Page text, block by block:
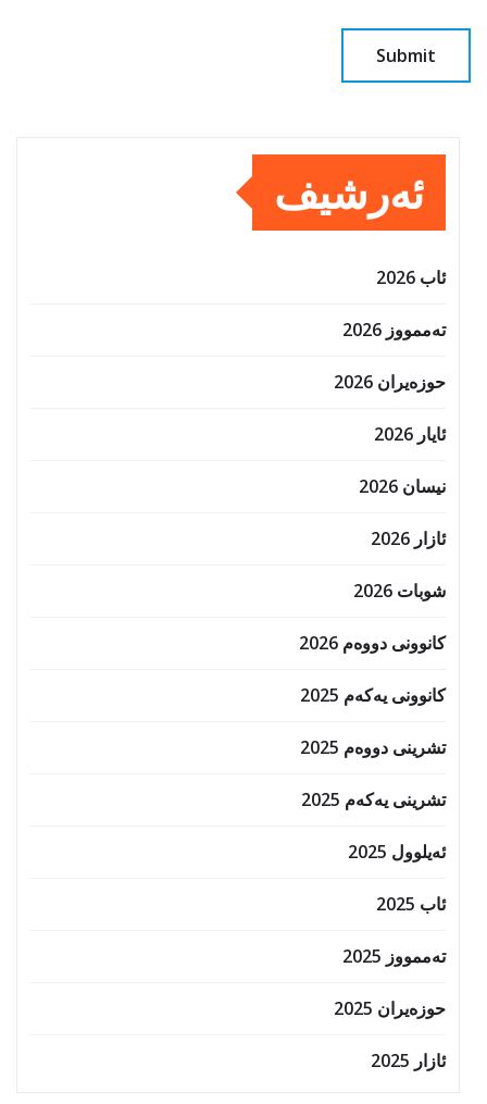
ئەرشیف
ئاب 2026
تەممووز 2026
حوزه‌یران 2026
ئایار 2026
نیسان 2026
ئازار 2026
شوبات 2026
کانوونی دووەم 2026
کانوونی یەکەم 2025
تشرینی دووەم 2025
تشرینی یەکەم 2025
ئەیلوول 2025
ئاب 2025
تەممووز 2025
حوزه‌یران 2025
ئازار 2025